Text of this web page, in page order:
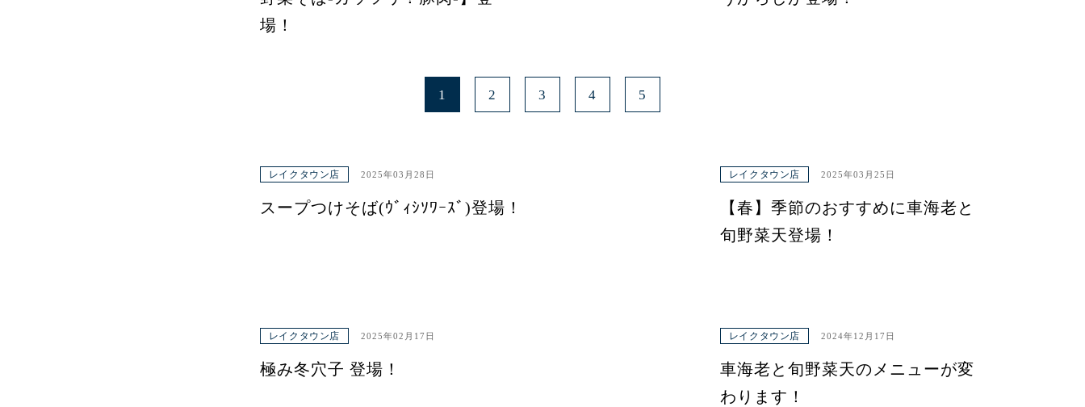
場！
1 2 3 4 5
レイクタウン店 2025年03月28日
スープつけそば(ｳﾞｨｼｿﾜｰｽﾞ)登場！
レイクタウン店 2025年03月25日
【春】季節のおすすめに車海老と
旬野菜天登場！
レイクタウン店 2025年02月17日
極み冬穴子 登場！
レイクタウン店 2024年12月17日
車海老と旬野菜天のメニューが変
わります！